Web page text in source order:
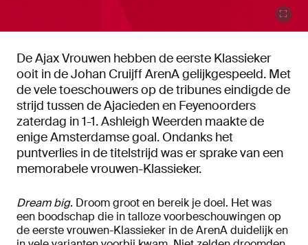
De Ajax Vrouwen hebben de eerste Klassieker
ooit in de Johan Cruijff ArenA gelijkgespeeld. Met
de vele toeschouwers op de tribunes eindigde de
strijd tussen de Ajacieden en Feyenoorders
zaterdag in 1-1. Ashleigh Weerden maakte de
enige Amsterdamse goal. Ondanks het
puntverlies in de titelstrijd was er sprake van een
memorabele vrouwen-Klassieker.
Dream big. Droom groot en bereik je doel. Het was
een boodschap die in talloze voorbeschouwingen op
de eerste vrouwen-Klassieker in de ArenA duidelijk en